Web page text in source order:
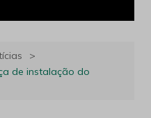
de instalação do